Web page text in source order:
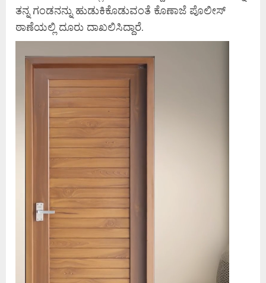
ತನ್ನ ಗಂಡನನ್ನು ಹುಡುಕಿಕೊಡುವಂತೆ ಕೊಣಾಜೆ ಪೊಲೀಸ್
ಠಾಣೆಯಲ್ಲಿ ದೂರು ದಾಖಲಿಸಿದ್ದಾರೆ.